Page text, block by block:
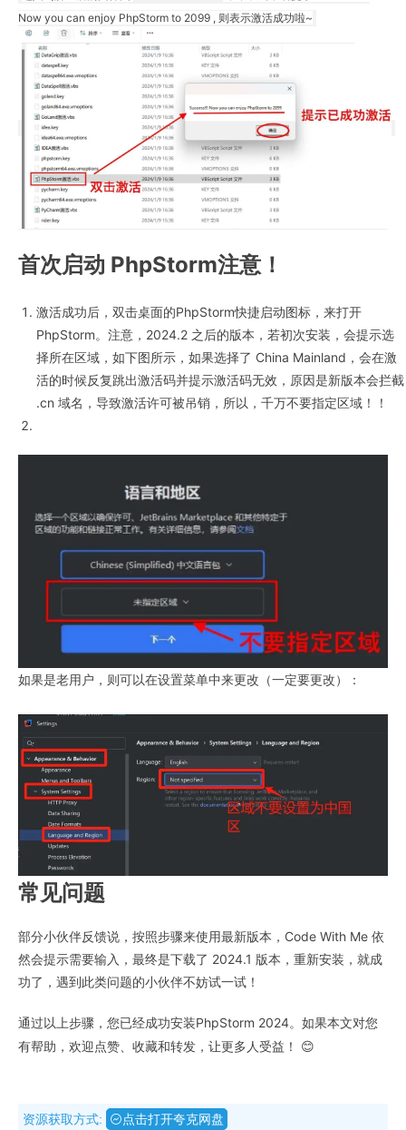
Now you can enjoy PhpStorm to 2099 , 则表示激活成功啦~
首次启动 PhpStorm注意！
激活成功后，双击桌面的PhpStorm快捷启动图标，来打开
PhpStorm。注意，2024.2 之后的版本，若初次安装，会提示选
择所在区域，如下图所示，如果选择了 China Mainland，会在激
活的时候反复跳出激活码并提示激活码无效，原因是新版本会拦截
.cn 域名，导致激活许可被吊销，所以，千万不要指定区域！！
如果是老用户，则可以在设置菜单中来更改（一定要更改）：
常见问题
部分小伙伴反馈说，按照步骤来使用最新版本，Code With Me 依
然会提示需要输入， 最终是下载了 2024.1 版本，重新安装，就成
功了，遇到此类问题的小伙伴不妨试一试！
通过以上步骤，您已经成功安装PhpStorm 2024。如果本文对您
有帮助，欢迎点赞、收藏和转发，让更多人受益！ 😊
资源获取方式: 点击打开夸克网盘